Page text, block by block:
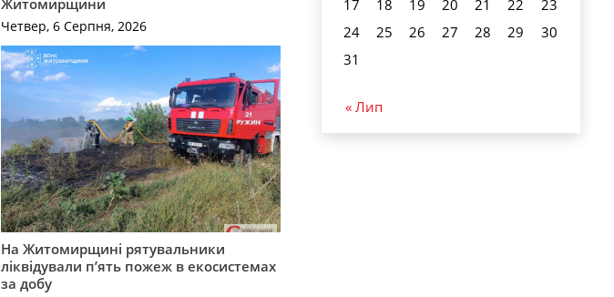
Четвер, 6 Серпня, 2026
На Житомирщині рятувальники
ліквідували п’ять пожеж в екосистемах
за добу
17
18 19 20 21 22
23
24
25 26 27 28 29
30
31
« Лип